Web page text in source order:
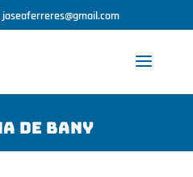
joseaferreres@gmail.com
de Bany